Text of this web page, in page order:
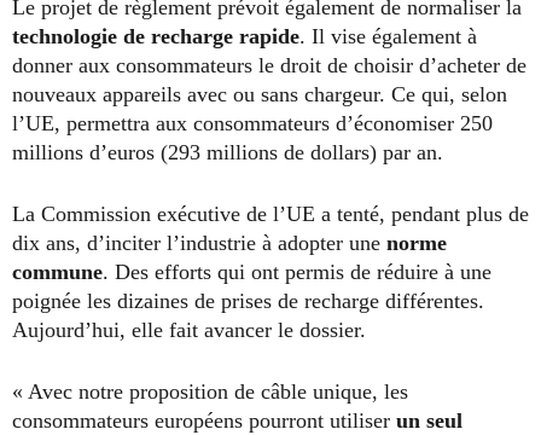
Le projet de règlement prévoit également de normaliser la
technologie de recharge rapide. Il vise également à
donner aux consommateurs le droit de choisir d’acheter de
nouveaux appareils avec ou sans chargeur. Ce qui, selon
l’UE, permettra aux consommateurs d’économiser 250
millions d’euros (293 millions de dollars) par an.
La Commission exécutive de l’UE a tenté, pendant plus de
dix ans, d’inciter l’industrie à adopter une norme
commune. Des efforts qui ont permis de réduire à une
poignée les dizaines de prises de recharge différentes.
Aujourd’hui, elle fait avancer le dossier.
« Avec notre proposition de câble unique, les
consommateurs européens pourront utiliser un seul